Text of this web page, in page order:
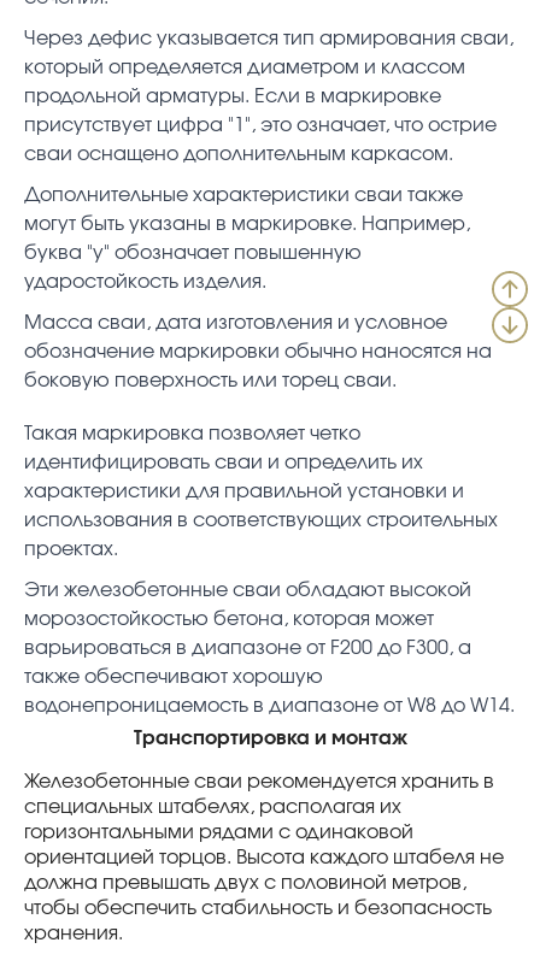
Через дефис указывается тип армирования сваи,
который определяется диаметром и классом
продольной арматуры. Если в маркировке
присутствует цифра "1", это означает, что острие
сваи оснащено дополнительным каркасом.
Дополнительные характеристики сваи также
могут быть указаны в маркировке. Например,
буква "у" обозначает повышенную
ударостойкость изделия.
Масса сваи, дата изготовления и условное
обозначение маркировки обычно наносятся на
боковую поверхность или торец сваи.
Такая маркировка позволяет четко
идентифицировать сваи и определить их
характеристики для правильной установки и
использования в соответствующих строительных
проектах.
Эти железобетонные сваи обладают высокой
морозостойкостью бетона, которая может
варьироваться в диапазоне от F200 до F300, а
также обеспечивают хорошую
водонепроницаемость в диапазоне от W8 до W14.
Транспортировка и монтаж
Железобетонные сваи рекомендуется хранить в
специальных штабелях, располагая их
горизонтальными рядами с одинаковой
ориентацией торцов. Высота каждого штабеля не
должна превышать двух с половиной метров,
чтобы обеспечить стабильность и безопасность
хранения.